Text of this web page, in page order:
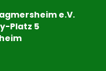
e.V.
Platz 5